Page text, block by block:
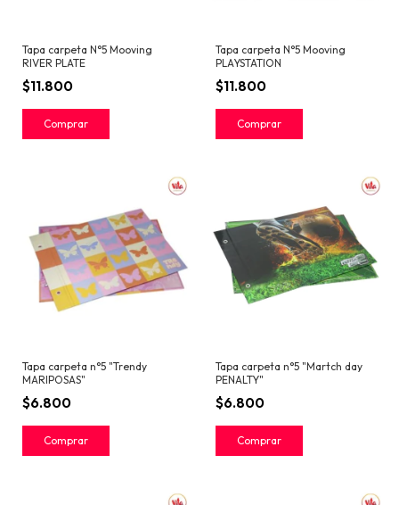
Tapa carpeta N°5 Mooving
RIVER PLATE
$11.800
Tapa carpeta N°5 Mooving
PLAYSTATION
$11.800
Tapa carpeta n°5 "Trendy
MARIPOSAS"
$6.800
Tapa carpeta n°5 "Martch day
PENALTY"
$6.800